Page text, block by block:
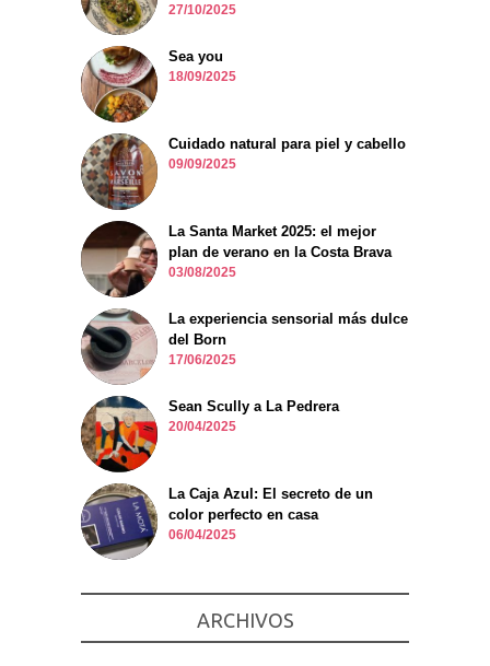
27/10/2025
Sea you
18/09/2025
Cuidado natural para piel y cabello
09/09/2025
La Santa Market 2025: el mejor
plan de verano en la Costa Brava
03/08/2025
La experiencia sensorial más dulce
del Born
17/06/2025
Sean Scully a La Pedrera
20/04/2025
La Caja Azul: El secreto de un
color perfecto en casa
06/04/2025
ARCHIVOS